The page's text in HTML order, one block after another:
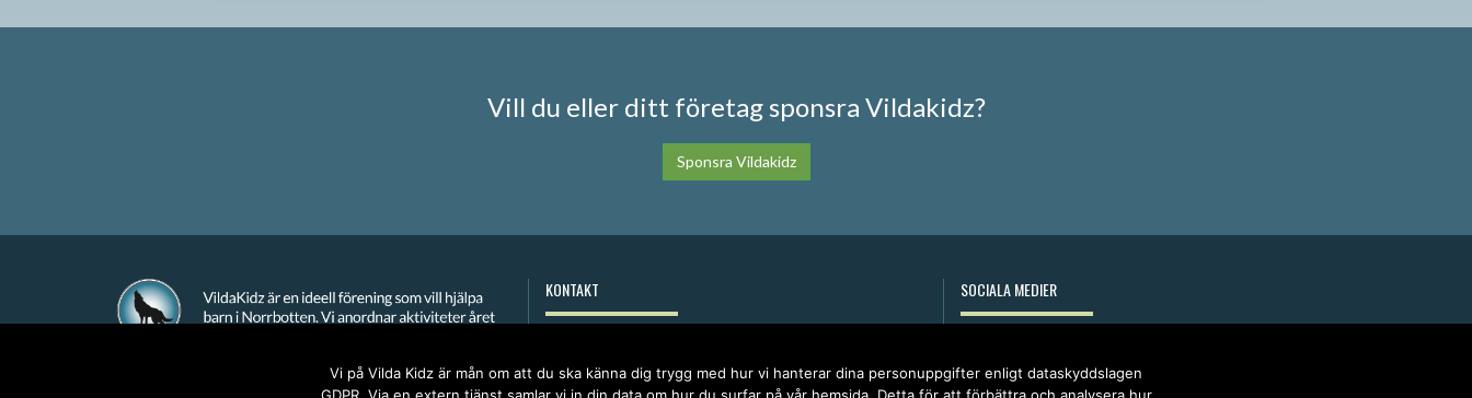
Vill du eller ditt företag sponsra Vildakidz?
Sponsra Vildakidz
KONTAKT
Integritetspolicy
SOCIALA MEDIER
Vi på Vilda Kidz är mån om att du ska känna dig trygg med hur vi hanterar dina personuppgifter enligt dataskyddslagen